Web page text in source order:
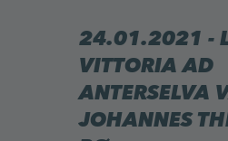
24.01.2021 -
VITTORIA AD
ANTERSELVA
JOHANNES